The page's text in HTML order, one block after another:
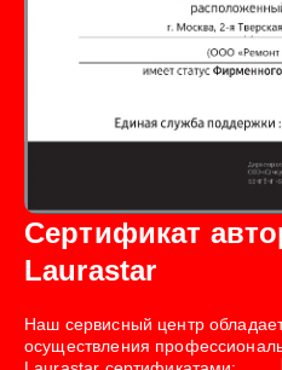
Сертификат
Laurastar
Наш сервисный центр
осуществления